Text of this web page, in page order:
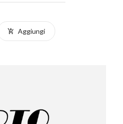
Aggiungi